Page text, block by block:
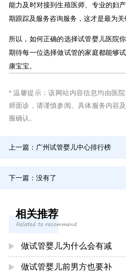
能力及时对接到生殖医师、专业的妇
期跟踪及服务咨询服务，这才是最为关
所以，如何正确的选择试管婴儿医院
期待每一位选择做试管的家庭都能够
康宝宝。
* 温馨提示：该网站内容信息均由医
师面诊，请谨慎参阅。具体服务内容
服确认。
上一篇： 广州试管婴儿中心排行榜
下一篇：没有了
相关推荐
做试管婴儿为什么会有减
做试管婴儿前男方也要补